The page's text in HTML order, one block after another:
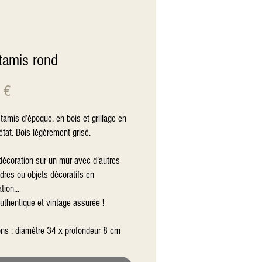
rond
€Prix
d’époque, en bois et grillage en
Bois légèrement grisé.
sur un mur avec d’autres
ou objets décoratifs en
et vintage assurée !
: diamètre 34 x profondeur 8 cm